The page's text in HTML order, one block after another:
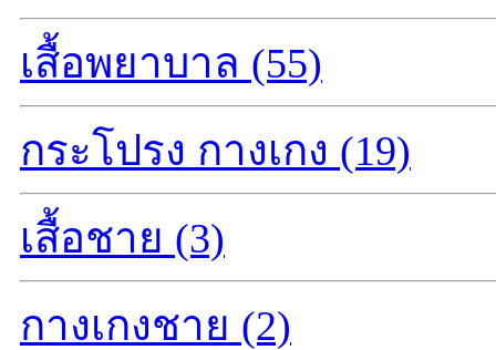
เสื้อพยาบาล (55)
กระโปรง กางเกง (19)
เสื้อชาย (3)
กางเกงชาย (2)